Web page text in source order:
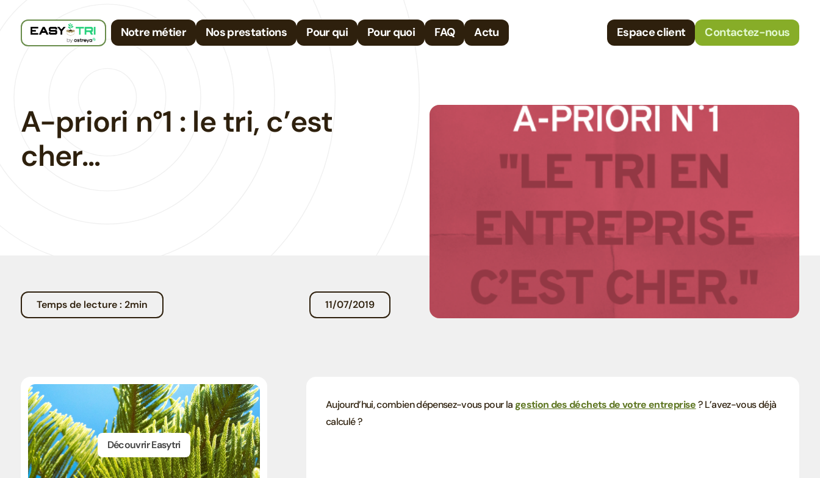
content
Notre métier Nos prestations Pour qui Pour quoi FAQ Actu Espace client Contactez-nous
A-priori n°1 : le tri, c’est
cher…
Temps de lecture : 2min 11/07/2019
Collecte de déchets
Découvrir Easytri
Aujourd’hui, combien dépensez-vous pour lagestion des déchets de votre entreprise? L’avez-vous déjà
calculé ?